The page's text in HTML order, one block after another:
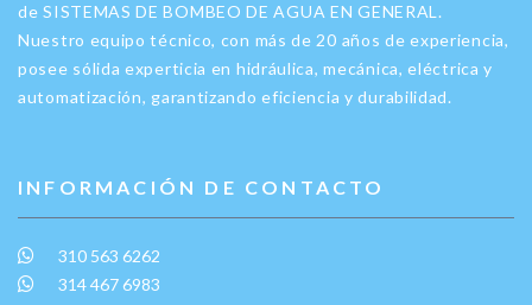
de SISTEMAS DE BOMBEO DE AGUA EN GENERAL.
Nuestro equipo técnico, con más de 20 años de experiencia,
posee sólida experticia en hidráulica, mecánica, eléctrica y
automatización, garantizando eficiencia y durabilidad.
INFORMACIÓN DE CONTACTO
310 563 6262
314 467 6983